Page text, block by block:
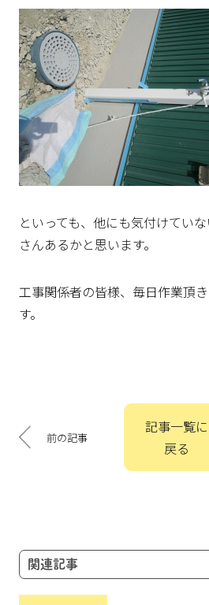
といっても、他にも気付けてい
さんあるかと思います。
工事関係者の皆様、毎日作業頂
す。
稿
ナ
ョ
ン
前の記事
記事一覧に
戻る
関連記事